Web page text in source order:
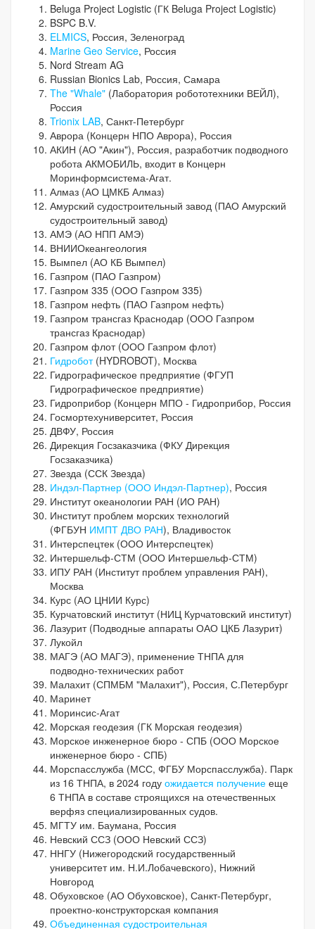
Beluga Project Logistic (ГК Beluga Project Logistic)
BSPC B.V.
ELMICS, Россия, Зеленоград
Marine Geo Service, Россия
Nord Stream AG
Russian Bionics Lab, Россия, Самара
The "Whale" (Лаборатория робототехники ВЕЙЛ),
Россия
Trionix LAB, Санкт-Петербург
Аврора (Концерн НПО Аврора), Россия
АКИН (АО "Акин"), Россия, разработчик подводного
робота АКМОБИЛЬ, входит в Концерн
Моринформсистема-Агат.
Алмаз (АО ЦМКБ Алмаз)
Амурский судостроительный завод (ПАО Амурский
судостроительный завод)
АМЭ (АО НПП АМЭ)
ВНИИОкеангеология
Вымпел (АО КБ Вымпел)
Газпром (ПАО Газпром)
Газпром 335 (ООО Газпром 335)
Газпром нефть (ПАО Газпром нефть)
Газпром трансгаз Краснодар (ООО Газпром
трансгаз Краснодар)
Газпром флот (ООО Газпром флот)
Гидробот(HYDROBOT), Москва
Гидрографическое предприятие (ФГУП
Гидрографическое предприятие)
Гидроприбор (Концерн МПО - Гидроприбор, Россия
Госмортехуниверситет, Россия
ДВФУ, Россия
Дирекция Госзаказчика (ФКУ Дирекция
Госзаказчика)
Звезда (ССК Звезда)
Индэл-Партнер (ООО Индэл-Партнер), Россия
Институт океанологии РАН (ИО РАН)
Институт проблем морских технологий
(ФГБУН ИМПТ ДВО РАН), Владивосток
Интерспецтек (ООО Интерспецтек)
Интершельф-СТМ (ООО Интершельф-СТМ)
ИПУ РАН (Институт проблем управления РАН),
Москва
Курс (АО ЦНИИ Курс)
Курчатовский институт (НИЦ Курчатовский институт)
Лазурит (Подводные аппараты ОАО ЦКБ Лазурит)
Лукойл
МАГЭ (АО МАГЭ), применение ТНПА для
подводно-технических работ
Малахит (СПМБМ "Малахит"), Россия, С.Петербург
Маринет
Моринсис-Агат
Морская геодезия (ГК Морская геодезия)
Морское инженерное бюро - СПБ (ООО Морское
инженерное бюро - СПБ)
Морспасслужба (МСС, ФГБУ Морспасслужба). Парк
из 16 ТНПА, в 2024 году ожидается получение еще
6 ТНПА в составе строящихся на отечественных
верфяз специализированных судов.
МГТУ им. Баумана, Россия
Невский ССЗ (ООО Невский ССЗ)
ННГУ (Нижегородский государственный
университет им. Н.И.Лобачевского), Нижний
Новгород
Обуховское (АО Обуховское), Санкт-Петербург,
проектно-конструкторская компания
Объединенная судостроительная